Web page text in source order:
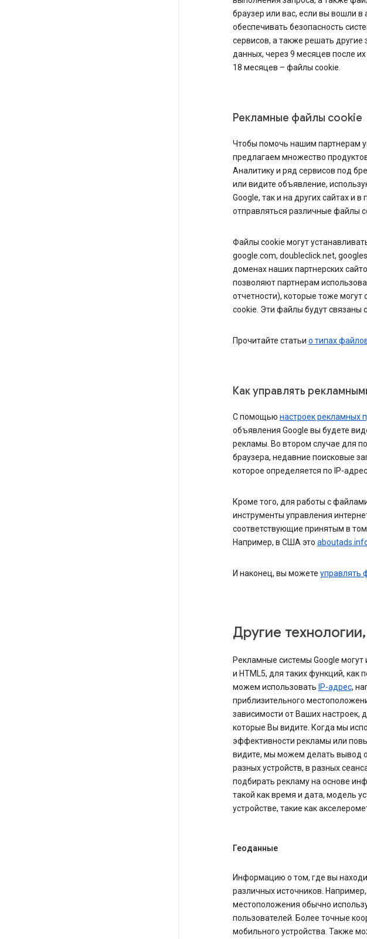
браузер или вас, если вы вошли
обеспечивать безопасность
сервисов, а также решать
данных, через 9 месяцев после
18 месяцев – файлы cookie.
Рекламные файлы cookie
Чтобы помочь нашим партнерам
предлагаем множество
Аналитику и ряд сервисов под
или видите объявление,
Google, так и на других сайтах и
отправляться различные файлы
Файлы cookie могут
google.com, doubleclick.net,
доменах наших партнерских
позволяют партнерам
отчетности), которые тоже
cookie. Эти файлы будут связаны
Прочитайте статьи о типах
Как управлять
С помощью настроек рекламных
объявления Google вы будете
рекламы. Во втором случае для
браузера, недавние поисковые
которое определяется по IP-
Кроме того, для работы с
инструменты управления
соответствующие принятым в
Например, в США это
И наконец, вы можете управлять
Другие
Рекламные системы Google могут
и HTML5, для таких функций,
можем использовать IP-адрес,
приблизительного
зависимости от Ваших настроек,
которые Вы видите. Когда мы
эффективности рекламы или
видите, мы можем делать вывод
разных устройств, в разных
подбирать рекламу на основе
такой как время и дата, модель
устройстве, такие как
Геоданные
Информацию о том, где вы
различных источников.
местоположения обычно
пользователей. Более точные
мобильного устройства. Также